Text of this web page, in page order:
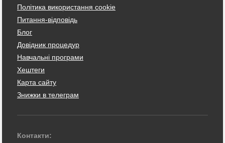
Політика використання cookie
Питання-відповідь
Блог
Довідник процедур
Навчальні програми
Хештеги
Карта сайту
Знижки в телеграм
Контакти: